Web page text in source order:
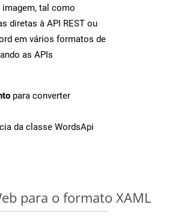
tal como
diretas à API REST ou
em vários formatos de
as APIs
para converter
da classe WordsApi
para o formato XAML